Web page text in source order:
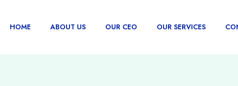
HOME ABOUT US OUR CEO OUR SERVICES